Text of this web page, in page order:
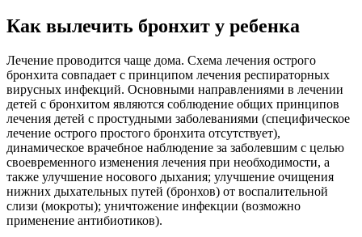
Как вылечить бронхит у ребенка
Лечение проводится чаще дома. Схема лечения острого
бронхита совпадает с принципом лечения респираторных
вирусных инфекций. Основными направлениями в лечении
детей с бронхитом являются соблюдение общих принципов
лечения детей с простудными заболеваниями (специфическое
лечение острого простого бронхита отсутствует),
динамическое врачебное наблюдение за заболевшим с целью
своевременного изменения лечения при необходимости, а
также улучшение носового дыхания; улучшение очищения
нижних дыхательных путей (бронхов) от воспалительной
слизи (мокроты); уничтожение инфекции (возможно
применение антибиотиков).